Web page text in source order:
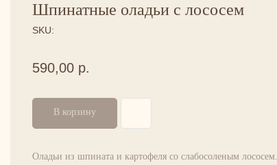
Шпинатные оладьи с лососем
SKU:
590,00 р.
В корзину
Оладьи из шпината и картофеля со слабосоленым